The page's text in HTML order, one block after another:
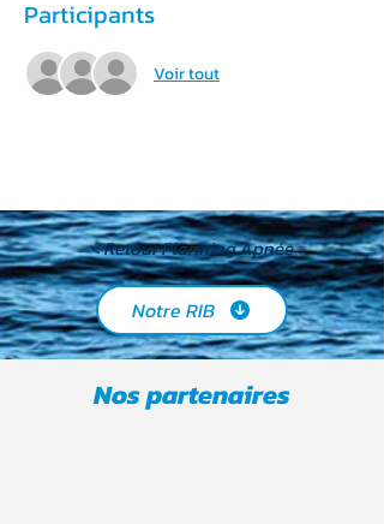
Participants
Voir tout
< Retour Planning Apnée
Notre RIB
Nos partenaires